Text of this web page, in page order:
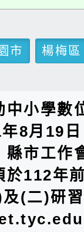
市
楊梅區
中小學數
8月19
縣市工作
於112年
(二)研